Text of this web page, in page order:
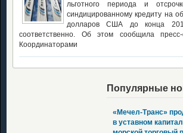
льготного периода и
синдицированному кредиту на
долларов США до конца
соответственно. Об этом сообщила
Координаторами
Популярные
«Мечел-Транс»
в уставном